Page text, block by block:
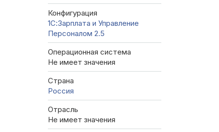
Конфигурация
1С:Зарплата и Управление
Персоналом 2.5
Операционная система
Не имеет значения
Страна
Россия
Отрасль
Не имеет значения